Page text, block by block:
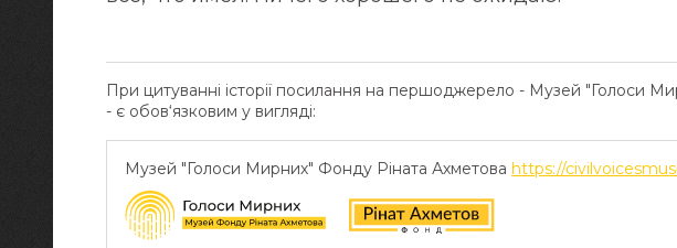
При цитуванні історії посилання на першоджерело - Музей "Голоси
- є обов‘язковим у вигляді:
Музей "Голоси Мирних" Фонду Ріната Ахметова https://